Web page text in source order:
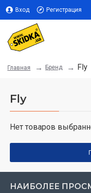
Вход Регистрация
Главная Бренд Fly
Fly
Нет товаров
НАИБОЛЕЕ